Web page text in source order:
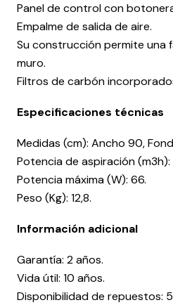
Panel de control con
Empalme de salida de aire.
Su construcción permite una
muro.
Filtros de carbón
Especificaciones técnicas
Medidas (cm): Ancho 90,
Potencia de aspiración (m3h):
Potencia máxima (W): 66.
Peso (Kg): 12,8.
Información adicional
Garantía: 2 años.
Vida útil: 10 años.
Disponibilidad de repuestos: